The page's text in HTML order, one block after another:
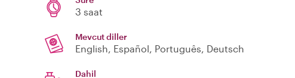
3 saat
Mevcut diller
English, Español, Português, Deutsch
Dahil